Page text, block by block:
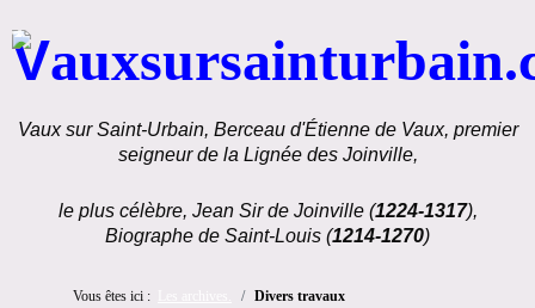
V
Vaux sur Saint-Urbain, Berceau d'Étienne de Vaux, premier
seigneur de la Lignée des Joinville,
le plus célèbre, Jean Sir de Joinville (1224-1317),
Biographe de Saint-Louis (1214-1270)
Vous êtes ici : Divers travaux